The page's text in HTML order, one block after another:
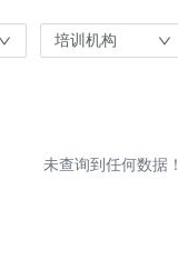
培训机构
未查询到任何数据！